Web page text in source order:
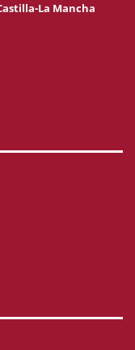
La Mancha